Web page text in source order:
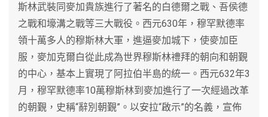
斯林武裝同麥加貴族進行了著名的白德爾之戰、吾侯德
之戰和壕溝之戰等三大戰役。西元630年，穆罕默德率
領十萬多人的穆斯林大軍，進逼麥加城下，使麥加臣
服，麥加克爾白從此成為世界穆斯林禮拜的朝向和朝覲
的中心，基本上實現了阿拉伯半島的統一。西元632年3
月，穆罕默德率10萬穆斯林到麥加進行了一次經過改革
的朝覲，史稱“辭別朝覲”。以安拉“啟示”的名義，宣佈